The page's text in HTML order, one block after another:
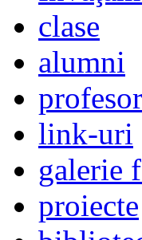
clase
alumni
link-uri
galerie
proiecte